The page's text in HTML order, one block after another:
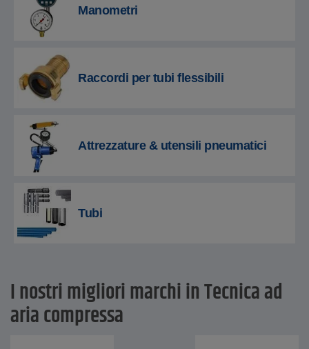
Manometri
Raccordi per tubi flessibili
Attrezzature & utensili pneumatici
Tubi
I nostri migliori marchi in Tecnica ad
aria compressa